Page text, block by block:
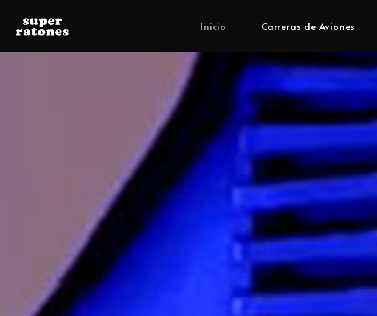
Inicio Carreras de Aviones